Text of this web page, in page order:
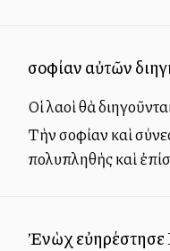
σοφίαν αὐτῶν
Οἱ λαοὶ θὰ
Τὴν σοφίαν καὶ
πολυπληθὴς καὶ
Ἐνὼχ εὐηρέστησε